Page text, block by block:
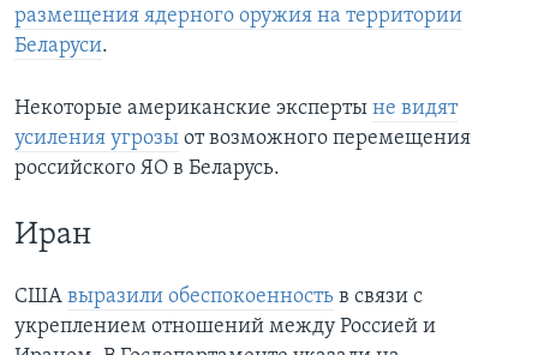
размещения ядерного оружия на территории
Беларуси.
Некоторые американские эксперты не видят
усиления угрозы от возможного перемещения
российского ЯО в Беларусь.
Иран
США выразили обеспокоенность в связи с
укреплением отношений между Россией и